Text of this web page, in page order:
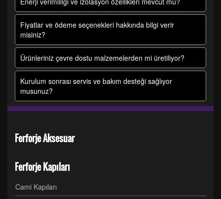
Fiyatlar ve ödeme seçenekleri hakkında bilgi verir
misiniz?
Ürünleriniz çevre dostu malzemelerden mi üretiliyor?
Kurulum sonrası servis ve bakım desteği sağlıyor
musunuz?
Ferforje Aksesuar
Ferforje Kapıları
Cami Kapıları